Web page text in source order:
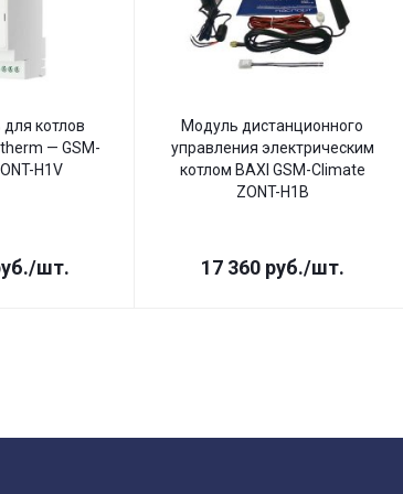
котлов
— GSM-
H1V
/шт.
Модуль дистанционного
управления электрическим
котлом BAXI GSM-Climate
ZONT-H1B
17 360руб./шт.